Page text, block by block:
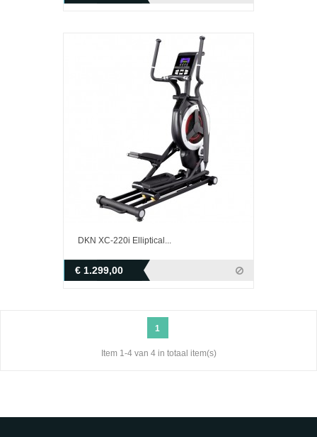
DKN XC-220i Elliptical...
€ 1.299,00
1
Item 1-4 van 4 in totaal item(s)